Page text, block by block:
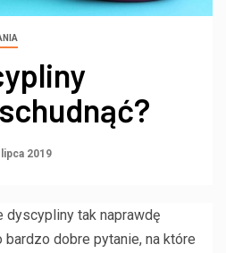
2019
dyscypliny tak naprawdę
bardzo dobre pytanie, na które